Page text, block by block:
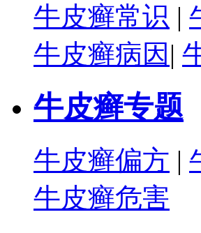
牛皮癣常识 |
牛皮癣病因 |
牛皮癣专题
牛皮癣偏方 |
牛皮癣危害